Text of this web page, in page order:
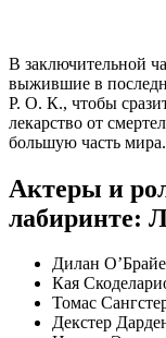
В заключительной
выжившие в
Р. О. К., чтобы
лекарство от
большую часть мира.
Актеры и
лабиринте:
Дилан
Кая
Томас
Декстер